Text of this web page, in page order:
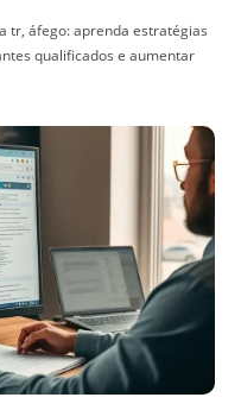
tr, áfego: aprenda estratégias
qualificados e aumentar